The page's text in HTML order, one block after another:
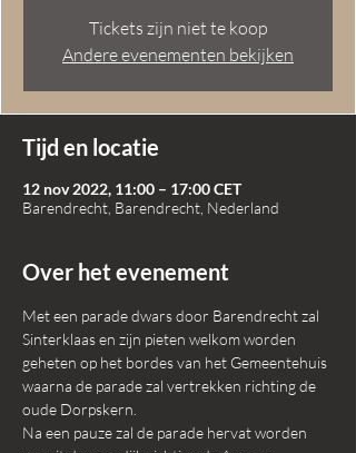
Tickets zijn niet te koop
Andere evenementen bekijken
Tijd en locatie
12 nov 2022, 11:00 – 17:00 CET
Barendrecht, Barendrecht, Nederland
Over het evenement
Met een parade dwars door Barendrecht zal
Sinterklaas en zijn pieten welkom worden
geheten op het bordes van het Gemeentehuis
waarna de parade zal vertrekken richting de
oude Dorpskern.
Na een pauze zal de parade hervat worden